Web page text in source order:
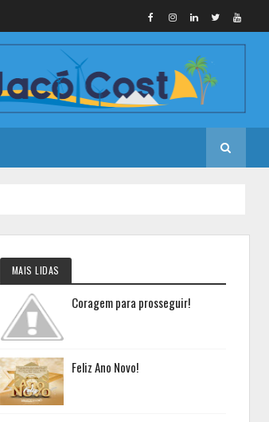
MAIS LIDAS
Coragem para prosseguir!
Feliz Ano Novo!